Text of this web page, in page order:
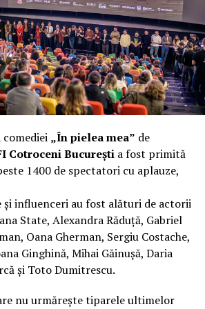
fi pliat. Proprietarul l-a aruncat la
Asta ca să fie clar de la început: nu
estetice, ci despre
scurt: ușor,
coroziune, dar cu
care apare primul în conversație
pavilion ușor. Și pe bună dreptate.
e de aproximativ 2,7 g/cm³, față
oțel. Practic, la un volum
cam o treime din greutatea
transportă, montează și
o structură, diferența asta se
comediei „În pielea mea” de
Cotroceni Bucureștia fost primită
1400 de spectatori cu aplauze,
și influenceri au fost alături de actorii
State, Alexandra Răduță, Gabriel
Oana Gherman, Sergiu Costache,
Ginghină, Mihai Găinușă, Daria
și Toto Dumitrescu.
nu urmărește tiparele ultimelor